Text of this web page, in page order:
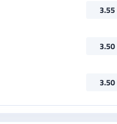
3.55
3.50
3.50